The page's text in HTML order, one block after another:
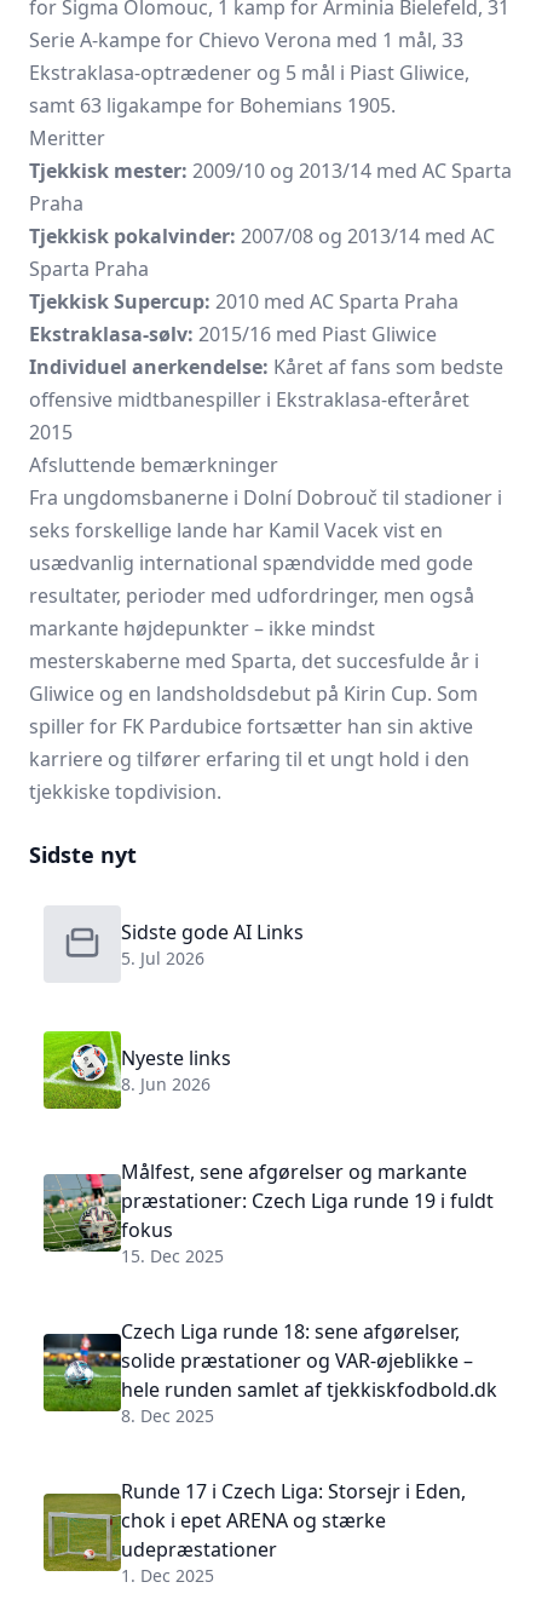
for Sigma Olomouc, 1 kamp for Arminia Bielefeld, 31
Serie A-kampe for Chievo Verona med 1 mål, 33
Ekstraklasa-optrædener og 5 mål i Piast Gliwice,
samt 63 ligakampe for Bohemians 1905.
Meritter
Tjekkisk mester: 2009/10 og 2013/14 med AC Sparta
Praha
Tjekkisk pokalvinder: 2007/08 og 2013/14 med AC
Sparta Praha
Tjekkisk Supercup: 2010 med AC Sparta Praha
Ekstraklasa-sølv: 2015/16 med Piast Gliwice
Individuel anerkendelse: Kåret af fans som bedste
offensive midtbanespiller i Ekstraklasa-efteråret
2015
Afsluttende bemærkninger
Fra ungdomsbanerne i Dolní Dobrouč til stadioner i
seks forskellige lande har Kamil Vacek vist en
usædvanlig international spændvidde med gode
resultater, perioder med udfordringer, men også
markante højdepunkter – ikke mindst
mesterskaberne med Sparta, det succesfulde år i
Gliwice og en landsholdsdebut på Kirin Cup. Som
spiller for FK Pardubicefortsætter han sin aktive
karriere og tilfører erfaring til et ungt hold i den
tjekkiske topdivision.
Sidste nyt
Sidste gode AI Links
5. Jul 2026
Nyeste links
8. Jun 2026
Målfest, sene afgørelser og markante
præstationer: Czech Liga runde 19 i fuldt
fokus
15. Dec 2025
Czech Liga runde 18: sene afgørelser,
solide præstationer og VAR-øjeblikke –
hele runden samlet af tjekkiskfodbold.dk
8. Dec 2025
Runde 17 i Czech Liga: Storsejr i Eden,
chok i epet ARENA og stærke
udepræstationer
1. Dec 2025